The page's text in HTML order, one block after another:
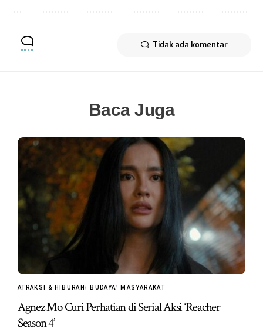
Tidak ada komentar
Baca Juga
ATRAKSI & HIBURAN BUDAYA MASYARAKAT
Agnez Mo Curi Perhatian di Serial Aksi ‘Reacher
Season 4’